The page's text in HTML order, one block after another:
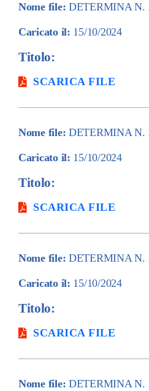
Nome file: DETERMINA N.
Caricato il: 15/10/2024
Titolo:
SCARICA FILE
Nome file: DETERMINA N.
Caricato il: 15/10/2024
Titolo:
SCARICA FILE
Nome file: DETERMINA N.
Caricato il: 15/10/2024
Titolo:
SCARICA FILE
Nome file: DETERMINA N.